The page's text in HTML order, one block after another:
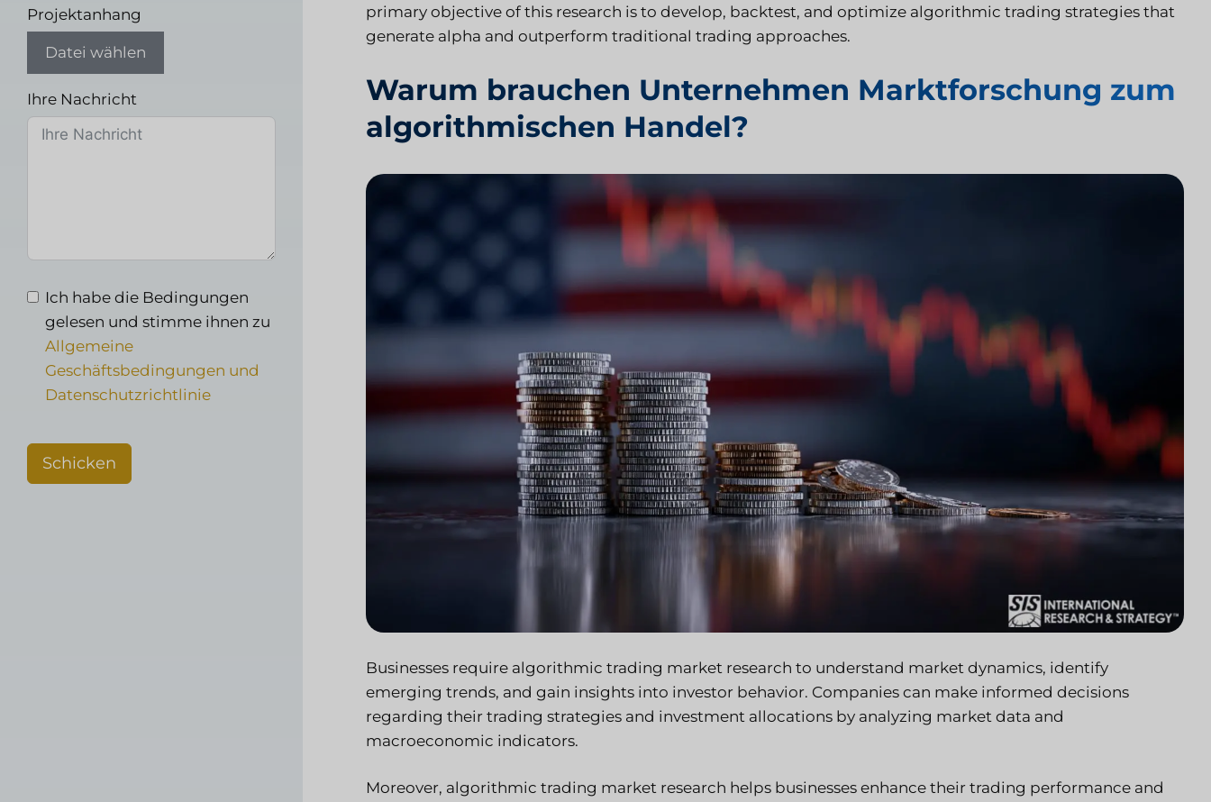
primary objective of this research is to develop, backtest, and optimize algorithmic trading strategies that
generate alpha and outperform traditional trading approaches.
Warum brauchen Unternehmen Marktforschung zum
algorithmischen Handel?
Businesses require algorithmic trading market research to understand market dynamics, identify
emerging trends, and gain insights into investor behavior. Companies can make informed decisions
regarding their trading strategies and investment allocations by analyzing market data and
macroeconomic indicators.
Moreover, algorithmic trading market research helps businesses enhance their trading performance and
Projektanhang
Datei wählen
Ihre Nachricht
Ich habe die Bedingungen
gelesen und stimme ihnen zu
Allgemeine
Geschäftsbedingungen und
Datenschutzrichtlinie
Schicken